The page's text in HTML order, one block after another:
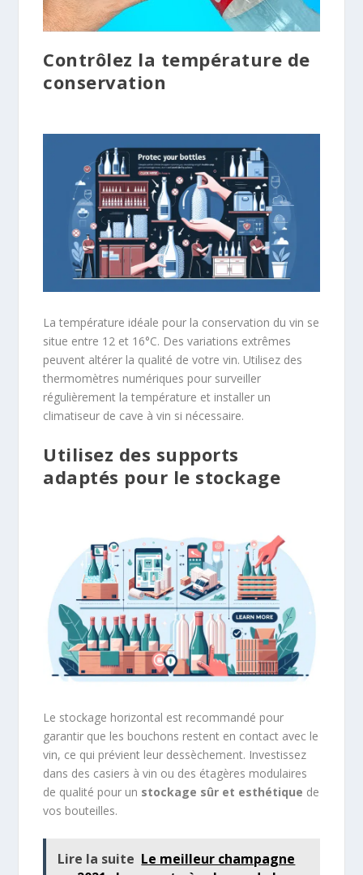
Contrôlez la température de
conservation
La température idéale pour la conservation du vin se
situe entre 12 et 16°C. Des variations extrêmes
peuvent altérer la qualité de votre vin. Utilisez des
thermomètres numériques pour surveiller
régulièrement la température et installer un
climatiseur de cave à vin si nécessaire.
Utilisez des supports
adaptés pour le stockage
Le stockage horizontal est recommandé pour
garantir que les bouchons restent en contact avec le
vin, ce qui prévient leur dessèchement. Investissez
dans des casiers à vin ou des étagères modulaires
de qualité pour un stockage sûr et esthétique de
vos bouteilles.
Lire la suite Le meilleur champagne